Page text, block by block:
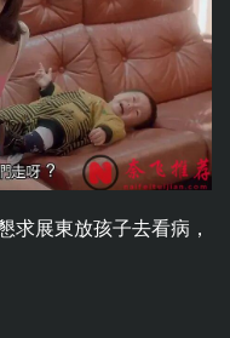
求展東放孩子去看病，